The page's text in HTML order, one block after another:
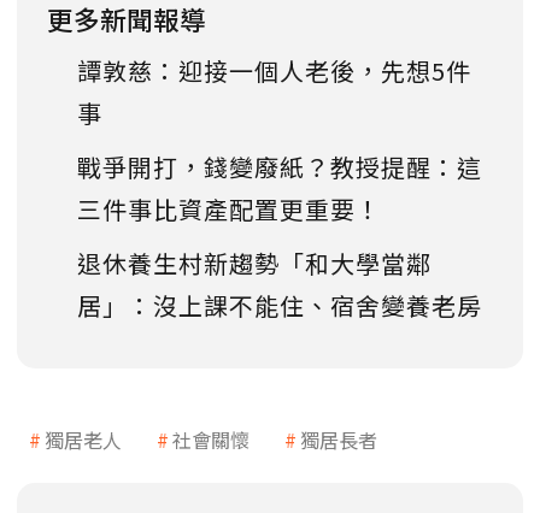
更多新聞報導
譚敦慈：迎接一個人老後，先想5件
事
戰爭開打，錢變廢紙？教授提醒：這
三件事比資產配置更重要！
退休養生村新趨勢「和大學當鄰
居」：沒上課不能住、宿舍變養老房
獨居老人 社會關懷 獨居長者